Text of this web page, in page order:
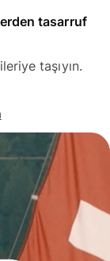
tasarruf
taşıyın.